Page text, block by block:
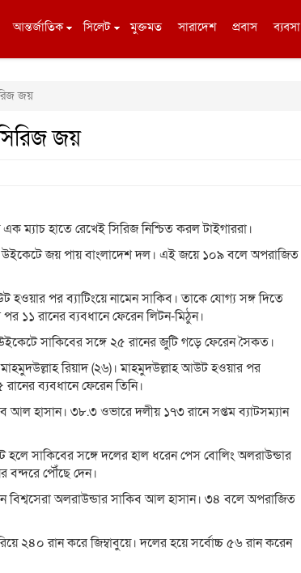
আন্তর্জাতিক সিলেট মুক্তমত সারাদেশ প্রবাস ব্যবসা
জয়
জয়
ম্যাচ হাতে রেখেই সিরিজ নিশ্চিত করল টাইগাররা।
৩ উইকেটে জয় পায় বাংলাদেশ দল। এই জয়ে ১০৯ বলে অপরাজিত
পর ব্যাটিংয়ে নামেন সাকিব। তাকে যোগ্য সঙ্গ দিতে
১১ রানের ব্যবধানে ফেরেন লিটন-মিঠুন।
সাকিবের সঙ্গে ২৫ রানের জুটি গড়ে ফেরেন সৈকত।
রিয়াদ (২৬)। মাহমুদউল্লাহ আউট হওয়ার পর
ব্যবধানে ফেরেন তিনি।
হাসান। ৩৮.৩ ওভারে দলীয় ১৭৩ রানে সপ্তম ব্যাটসম্যান
সাকিবের সঙ্গে দলের হাল ধরেন পেস বোলিং অলরাউন্ডার
বন্দরে পৌঁছে দেন।
অলরাউন্ডার সাকিব আল হাসান। ৩৪ বলে অপরাজিত
২৪০ রান করে জিম্বাবুয়ে। দলের হয়ে সর্বোচ্চ ৫৬ রান করেন